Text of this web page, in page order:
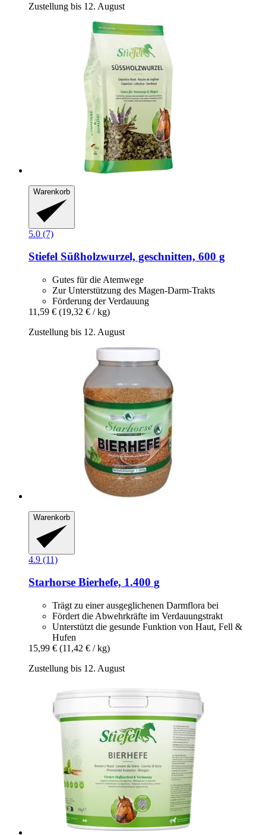
Zustellung bis 12. August
Warenkorb
5.0 (7)
Stiefel Süßholzwurzel, geschnitten, 600 g
Gutes für die Atemwege
Zur Unterstützung des Magen-Darm-Trakts
Förderung der Verdauung
11,59 € (19,32 € / kg)
Zustellung bis 12. August
Warenkorb
4.9 (11)
Starhorse Bierhefe, 1.400 g
Trägt zu einer ausgeglichenen Darmflora bei
Fördert die Abwehrkräfte im Verdauungstrakt
Unterstützt die gesunde Funktion von Haut, Fell &
Hufen
15,99 € (11,42 € / kg)
Zustellung bis 12. August